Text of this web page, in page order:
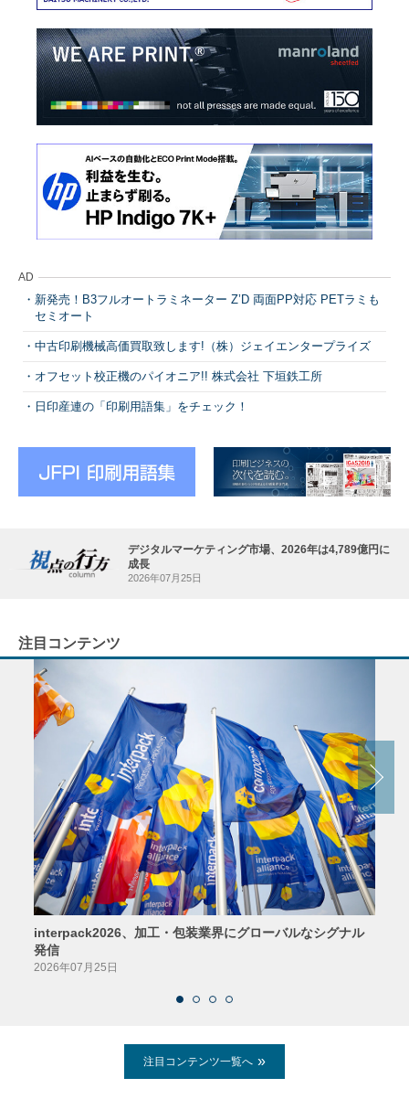
AD
新発売！B3フルオートラミネーター Z’D 両面PP対応 PETラミも
セミオート
中古印刷機械高価買取致します!（株）ジェイエンタープライズ
オフセット校正機のパイオニア!! 株式会社 下垣鉄工所
日印産連の「印刷用語集」をチェック！
デジタルマーケティング市場、2026年は4,789億円に
成長
2026年07月25日
注目コンテンツ
interpack2026、加工・包装業界にグローバルなシグナル
発信
2026年07月25日
注目コンテンツ一覧へ